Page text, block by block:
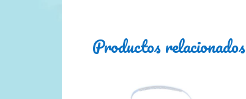
Productos relacionados